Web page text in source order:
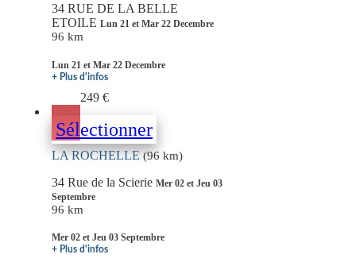
34 RUE DE LA BELLE
ETOILE Lun 21 et Mar 22 Decembre
96 km
Lun 21 et Mar 22 Decembre
+ Plus d'infos
249 €
Sélectionner
LA ROCHELLE(96 km)
34 Rue de la Scierie Mer 02 et Jeu 03
Septembre
96 km
Mer 02 et Jeu 03 Septembre
+ Plus d'infos